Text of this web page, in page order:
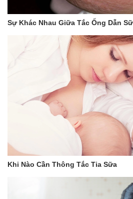
Sự Khác Nhau Giữa Tắc Ống Dẫn
Khi Nào Cần Thông Tắc Tia Sữa